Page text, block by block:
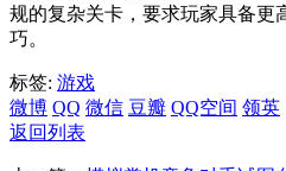
规的复杂关卡，要求玩家具备更
巧。
标签: 游戏
微博 QQ 微信 豆瓣 QQ空间 领英
返回列表